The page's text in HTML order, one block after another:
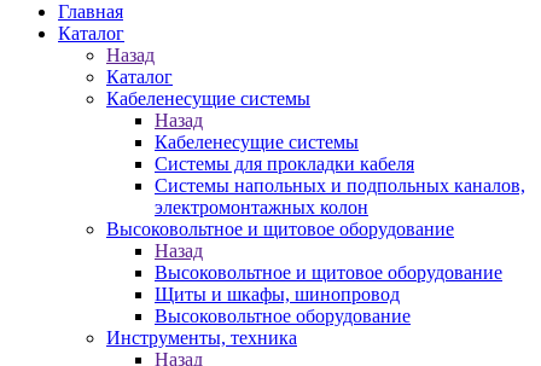
Главная
Каталог
Назад
Каталог
Кабеленесущие системы
Назад
Кабеленесущие системы
Системы для прокладки кабеля
Системы напольных и подпольных каналов,
электромонтажных колон
Высоковольтное и щитовое оборудование
Назад
Высоковольтное и щитовое оборудование
Щиты и шкафы, шинопровод
Высоковольтное оборудование
Инструменты, техника
Назад